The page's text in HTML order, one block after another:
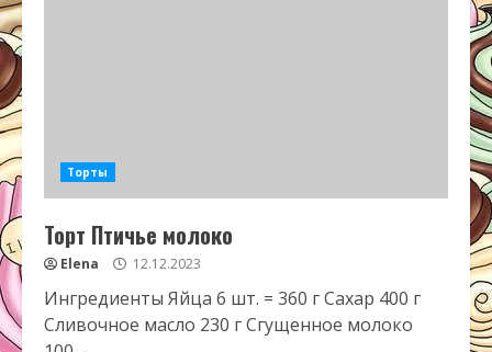
Торты
Торт Птичье молоко
Elena 12.12.2023
Ингредиенты Яйца 6 шт. = 360 г Сахар 400 г
Сливочное масло 230 г Сгущенное молоко